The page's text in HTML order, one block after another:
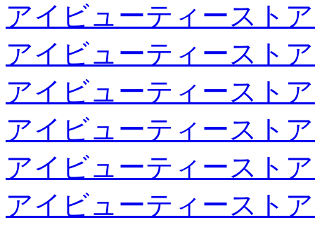
アイビューティースト
アイビューティースト
アイビューティースト
アイビューティースト
アイビューティースト
アイビューティースト